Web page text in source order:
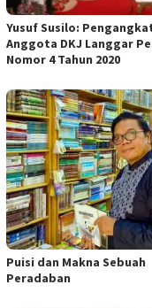
Yusuf Susilo:
Anggota DKJ Langgar
Nomor 4 Tahun 2020
Puisi dan Makna Sebuah
Peradaban